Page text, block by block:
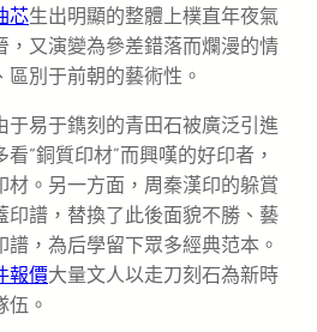
芯生出明顯的整體上樸直年夜氣
，又演變為參差錯落而爛漫的情
別于前朝的藝術性。
于易于鐫刻的青田石被廣泛引進
“銅質印材”而興嘆的好印者，
材。另一方面，周秦漢印的躲賞
印譜，替換了此後面貌不勝、藝
，為后學留下眾多經典范本。
報價大量文人以走刀刻石為新時
伍。